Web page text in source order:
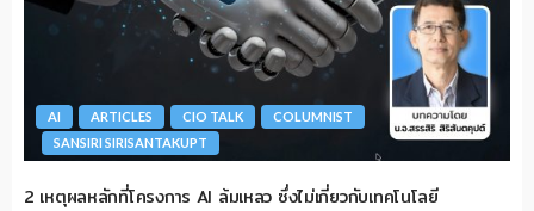
AI ARTICLES CIO TALK
COLUMNIST
SANSIRI SIRISANTAKUPT
2 เหตุผลหลักที่โครงการ AI ล้มเหลว ซึ่งไม่เกี่ยวกับเทคโนโลยี